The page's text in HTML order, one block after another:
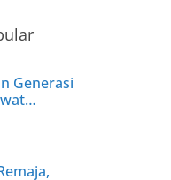
Generasi